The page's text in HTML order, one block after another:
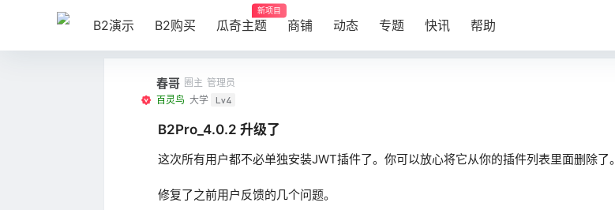
B2演示 B2购买 瓜奇主题
新项目
商铺 动态 专题 快讯 帮助
春哥 圈主 管理员
百灵鸟 大学 Lv4
B2Pro_4.0.2 升级了
这次所有用户都不必单独安装JWT插件了。你可以放心将它从你的插件列表里面删除了。
修复了之前用户反馈的几个问题。